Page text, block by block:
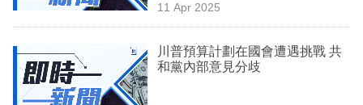
生
時
事
11 Apr 2025
川普預算計劃在國會遭遇挑戰 共
和黨內部意見分歧